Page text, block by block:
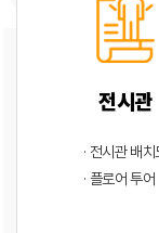
전시관
· 전시관 배치
· 플로어 투어